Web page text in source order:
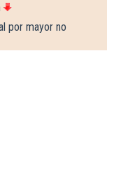
por mayor no